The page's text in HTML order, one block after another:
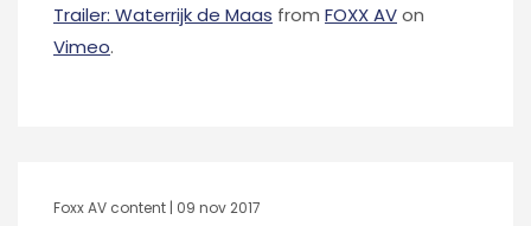
Trailer: Waterrijk de Maas from FOXX AVon
Vimeo.
Foxx AV content | 09 nov 2017